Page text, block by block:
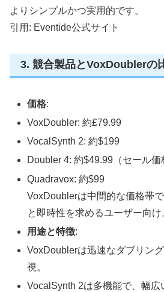
よりシンプルかつ実用的です。
引用: Eventide公式サイト
3. 競合製品とVoxDoublerの
価格:
VoxDoubler: 約£79.99
VocalSynth 2: 約$199
Doubler 4: 約$49.99（セール価
Quadravox: 約$99
VoxDoublerは中間的な価格帯
と即時性を求めるユーザー向け
用途と特徴:
VoxDoublerは迅速なダブリン
視。
VocalSynth 2は多機能で、幅広